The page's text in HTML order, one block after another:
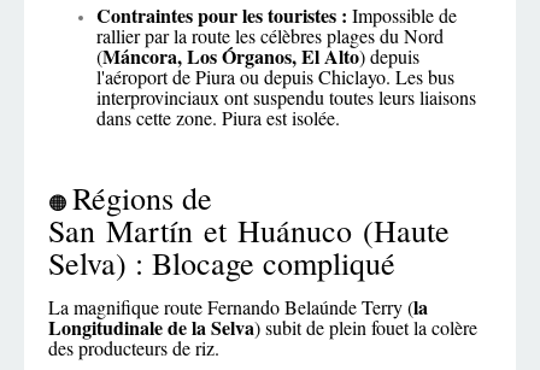
Contraintes pour les touristes : Impossible de
rallier par la route les célèbres plages du Nord
(Máncora, Los Órganos, El Alto) depuis
l'aéroport de Piura ou depuis Chiclayo. Les bus
interprovinciaux ont suspendu toutes leurs liaisons
dans cette zone. Piura est isolée.
🟠 Régions de
San Martín et Huánuco (Haute
Selva) : Blocage compliqué
La magnifique route Fernando Belaúnde Terry (la
Longitudinale de la Selva) subit de plein fouet la colère
des producteurs de riz.